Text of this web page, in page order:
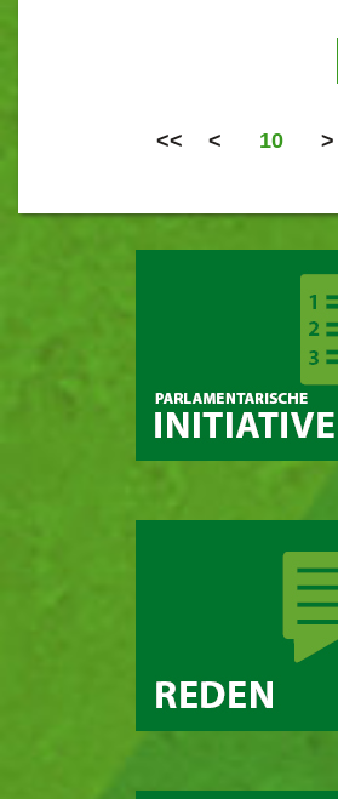
<< < 10 >